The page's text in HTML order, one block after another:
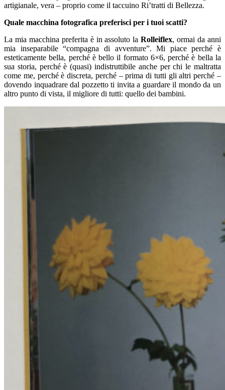
artigianale, vera – proprio come il taccuino Ri’tratti di Bellezza.
Quale macchina fotografica preferisci per i tuoi scatti?
La mia macchina preferita è in assoluto laRolleiflex, ormai da anni
mia inseparabile “compagna di avventure”. Mi piace perché è
esteticamente bella, perché è bello il formato 6×6, perché è bella la
sua storia, perché è (quasi) indistruttibile anche per chi le maltratta
come me, perché è discreta, perché – prima di tutti gli altri perché –
dovendo inquadrare dal pozzetto ti invita a guardare il mondo da un
altro punto di vista, il migliore di tutti: quello dei bambini.